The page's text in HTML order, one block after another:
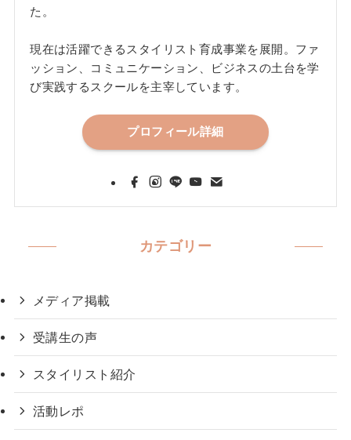
た。
現在は活躍できるスタイリスト育成事業を展開。ファ
ッション、コミュニケーション、ビジネスの土台を学
び実践するスクールを主宰しています。
プロフィール詳細
カテゴリー
メディア掲載
受講生の声
スタイリスト紹介
活動レポ